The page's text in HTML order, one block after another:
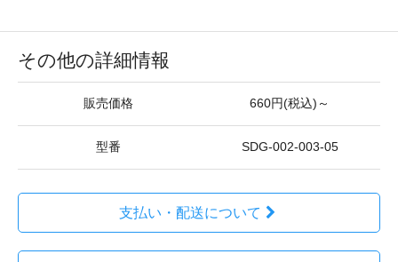
その他の詳細情報
販売価格 660円(税込)～
型番 SDG-002-003-05
支払い・配送について